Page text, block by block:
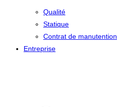
Qualité
Statique
Contrat de manutention
Entreprise